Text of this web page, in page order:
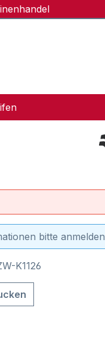
bitte anmelden
K1126